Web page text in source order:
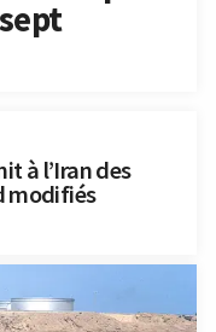
à l’Iran des
modifiés